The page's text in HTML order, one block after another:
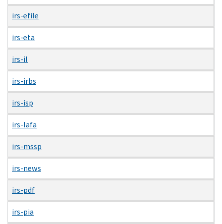
irs-efile
irs-eta
irs-il
irs-irbs
irs-isp
irs-lafa
irs-mssp
irs-news
irs-pdf
irs-pia